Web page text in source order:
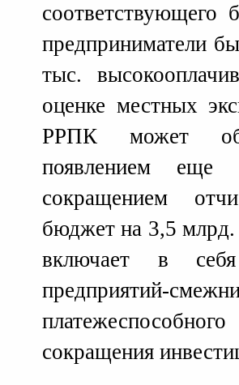
соответствующего
предприниматели
тыс.
оценке местных
РРПК может
появлением
сокращением
бюджет на 3,5
включает в
предприятий-
сокращения